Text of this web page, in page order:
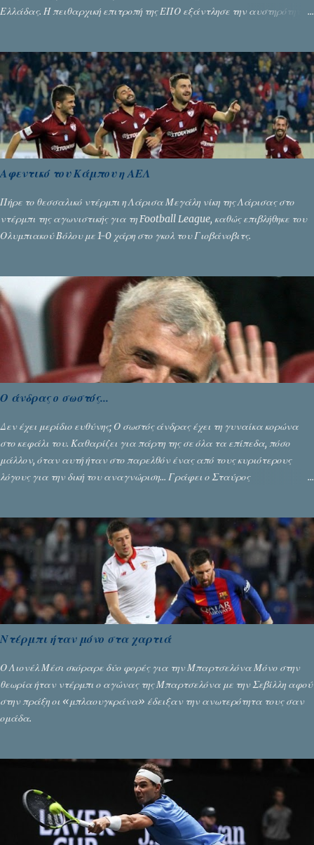
Ελλάδας. Η πειθαρχική επιτροπή της ΕΠΟ εξάντλησε την αυστηρότητά
όπως απαιτούσαν, αφού κάτι τέτοιο δεν ήταν εφικτό, σύμφωνα με τα
στοιχεία...
Αφεντικό του Κάμπου η ΑΕΛ
Πήρε το θεσσαλικό ντέρμπι η Λάρισα Μεγάλη νίκη της Λάρισας στο
ντέρμπι της αγωνιστικής για τη Football League, καθώς επιβλήθηκε του
Ολυμπιακού Βόλου με 1-0 χάρη στο γκολ του Γιοβάνοβιτς.
Ο άνδρας ο σωστός...
Δεν έχει μερίδιο ευθύνης; Ο σωστός άνδρας έχει τη γυναίκα κορώνα
στο κεφάλι του. Καθαρίζει για πάρτη της σε όλα τα επίπεδα, πόσο
μάλλον, όταν αυτή ήταν στο παρελθόν ένας από τους κυριότερους
λόγους για την δική του αναγνώριση... Γράφει ο Σταύρος
Ντέρμπι ήταν μόνο στα χαρτιά
Ο Λιονέλ Μέσι σκόραρε δύο φορές για την Μπαρτσελόνα Μόνο στην
θεωρία ήταν ντέρμπι ο αγώνας της Μπαρτσελόνα με την Σεβίλλη αφού
στην πράξη οι «μπλαουγκράνα» έδειξαν την ανωτερότητα τους σαν
ομάδα.